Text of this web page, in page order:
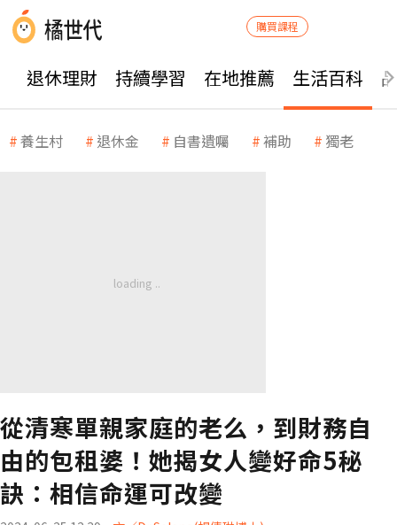
購買課程
退休理財 持續學習 在地推薦 生活百科
養生村 退休金 自書遺囑 補助 獨老
從清寒單親家庭的老么，到財務自
由的包租婆！她揭女人變好命5秘
訣：相信命運可改變